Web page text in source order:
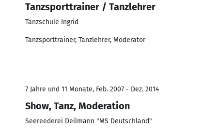
Tanzsporttrainer / Tanzlehrer
Tanzschule Ingrid
Tanzsporttrainer, Tanzlehrer, Moderator
7 Jahre und 11 Monate, Feb. 2007 - Dez. 2014
Show, Tanz, Moderation
Seereederei Deilmann "MS Deutschland"